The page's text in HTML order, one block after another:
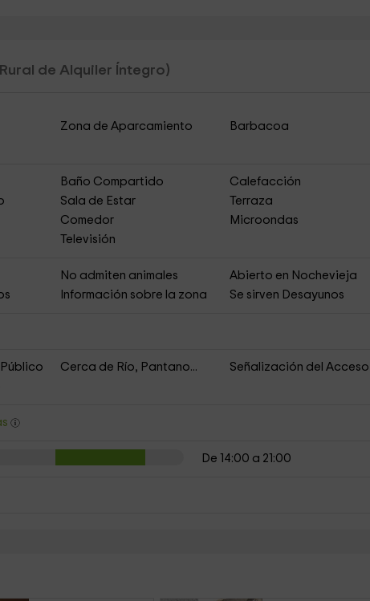
de Alquiler Íntegro)
Zona de Aparcamiento
Barbacoa
Baño Compartido
Calefacción
Sala de Estar
Terraza
Comedor
Microondas
Televisión
No admiten animales
Abierto en Nochevieja
Información sobre la zona Se sirven Desayunos
Cerca de Río, Pantano...
Señalización del Acceso
De 14:00 a 21:00